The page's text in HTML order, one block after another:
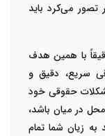
تصور می‌کرد باید
با همین هدف
سریع، دقیق و
حقوقی خود
در میان باشد،
به زیان شما تمام